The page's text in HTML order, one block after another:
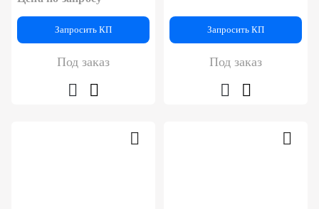
Запросить КП
Под заказ
Запросить КП
Под заказ